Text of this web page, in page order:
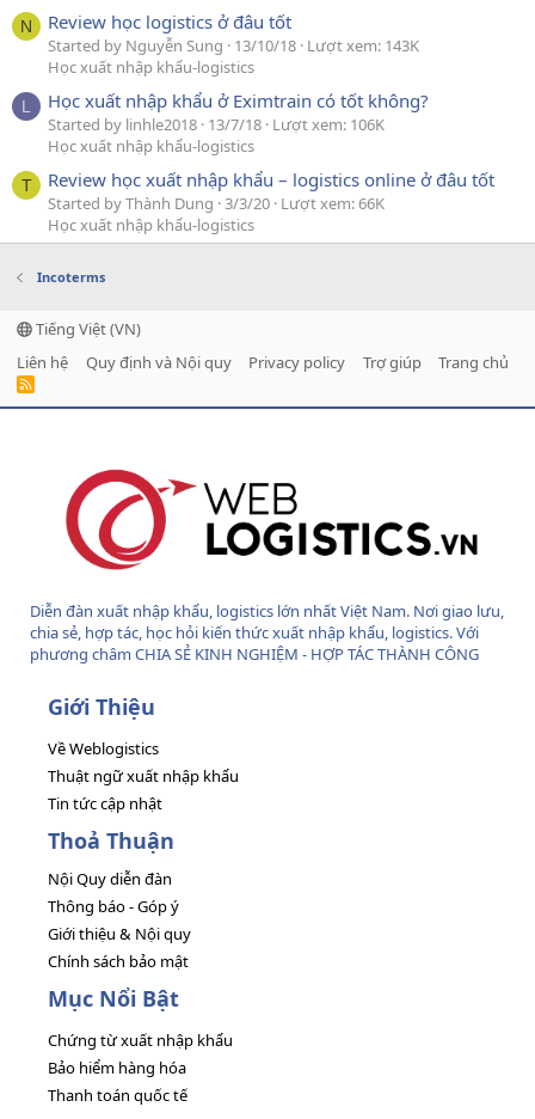
N Review học logistics ở đâu tốt
Started by Nguyễn Sung 13/10/18 Lượt xem: 143K
Học xuất nhập khẩu-logistics
L Học xuất nhập khẩu ở Eximtrain có tốt không?
Started by linhle2018 13/7/18 Lượt xem: 106K
Học xuất nhập khẩu-logistics
T Review học xuất nhập khẩu – logistics online ở đâu tốt
Started by Thành Dung 3/3/20 Lượt xem: 66K
Học xuất nhập khẩu-logistics
Incoterms
Tiếng Việt (VN)
Liên hệ
Quy định và Nội quy Privacy policy Trợ giúp Trang chủ
R
Diễn đàn xuất nhập khẩu, logistics lớn nhất Việt Nam. Nơi giao lưu,
chia sẻ, hợp tác, học hỏi kiến thức xuất nhập khẩu, logistics. Với
phương châm CHIA SẺ KINH NGHIỆM - HỢP TÁC THÀNH CÔNG
Giới Thiệu
Về Weblogistics
Thuật ngữ xuất nhập khẩu
Tin tức cập nhật
Thoả Thuận
Nội Quy diễn đàn
Thông báo - Góp ý
Giới thiệu & Nội quy
Chính sách bảo mật
Mục Nổi Bật
Chứng từ xuất nhập khẩu
Bảo hiểm hàng hóa
Thanh toán quốc tế